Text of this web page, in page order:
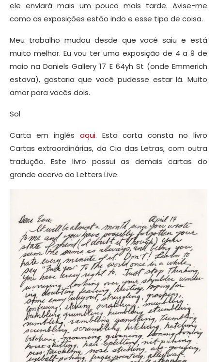
ele enviará mais um pouco mais tarde. Avise-me
como as exposições estão indo e esse tipo de coisa.
Meu trabalho mudou desde que você saiu e está
muito melhor. Eu vou ter uma exposição de 4 a 9 de
maio na Daniels Gallery 17 E 64yh St (onde Emmerich
estava), gostaria que você pudesse estar lá. Muito
amor para vocês dois.
Sol
Carta em inglês aqui. Esta carta consta no livro
Cartas extraordinárias, da Cia das Letras, com outra
tradução. Este livro possui as demais cartas do
grande acervo do Letters Live.